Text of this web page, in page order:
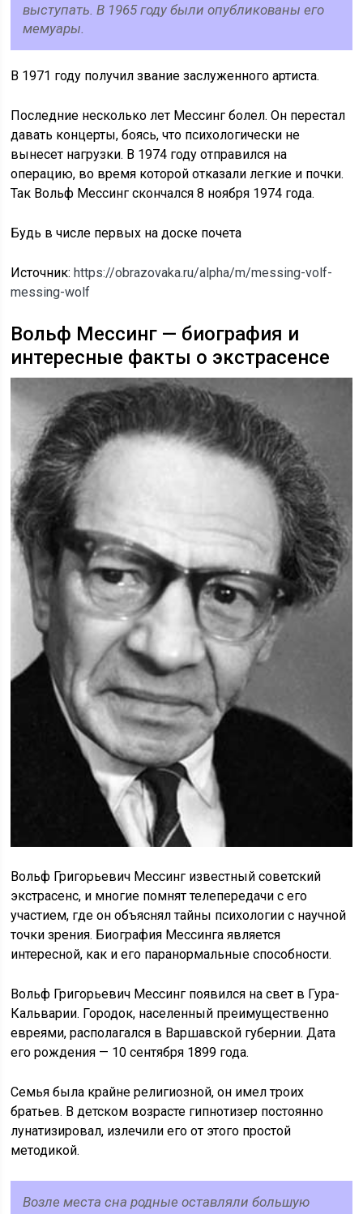
выступать. В 1965 году были опубликованы его
мемуары.
В 1971 году получил звание заслуженного артиста.
Последние несколько лет Мессинг болел. Он перестал
давать концерты, боясь, что психологически не
вынесет нагрузки. В 1974 году отправился на
операцию, во время которой отказали легкие и почки.
Так Вольф Мессинг скончался 8 ноября 1974 года.
Будь в числе первых на доске почета
Источник:https://obrazovaka.ru/alpha/m/messing-volf-
messing-wolf
Вольф Мессинг — биография и
интересные факты о экстрасенсе
Вольф Григорьевич Мессинг известный советский
экстрасенс, и многие помнят телепередачи с его
участием, где он объяснял тайны психологии с научной
точки зрения. Биография Мессинга является
интересной, как и его паранормальные способности.
Вольф Григорьевич Мессинг появился на свет в Гура-
Кальварии. Городок, населенный преимущественно
евреями, располагался в Варшавской губернии. Дата
его рождения — 10 сентября 1899 года.
Семья была крайне религиозной, он имел троих
братьев. В детском возрасте гипнотизер постоянно
лунатизировал, излечили его от этого простой
методикой.
Возле места сна родные оставляли большую